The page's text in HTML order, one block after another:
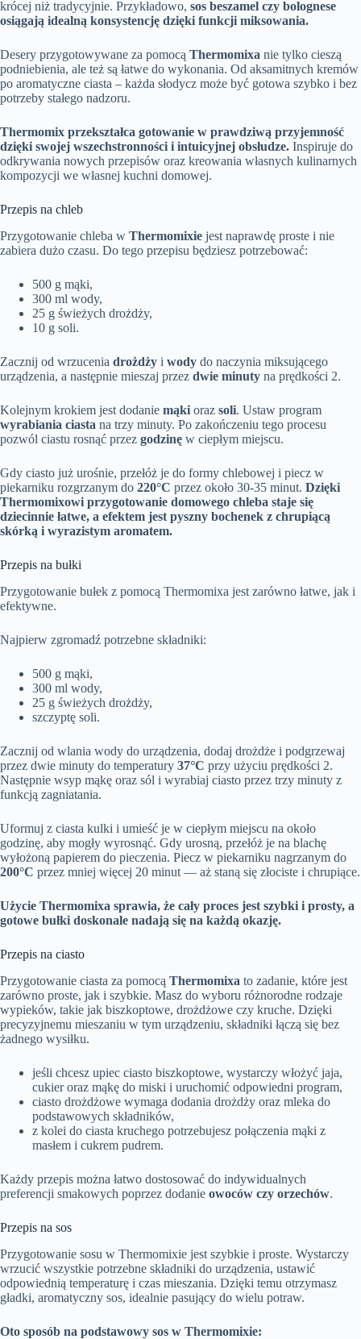
krócej niż tradycyjnie. Przykładowo, sos beszamel czy bolognese
osiągają idealną konsystencję dzięki funkcji miksowania.
Desery przygotowywane za pomocą Thermomixa nie tylko cieszą
podniebienia, ale też są łatwe do wykonania. Od aksamitnych kremów
po aromatyczne ciasta – każda słodycz może być gotowa szybko i bez
potrzeby stałego nadzoru.
Thermomix przekształca gotowanie w prawdziwą przyjemność
dzięki swojej wszechstronności i intuicyjnej obsłudze. Inspiruje do
odkrywania nowych przepisów oraz kreowania własnych kulinarnych
kompozycji we własnej kuchni domowej.
Przepis na chleb
Przygotowanie chleba w Thermomixie jest naprawdę proste i nie
zabiera dużo czasu. Do tego przepisu będziesz potrzebować:
500 g mąki,
300 ml wody,
25 g świeżych drożdży,
10 g soli.
Zacznij od wrzucenia drożdży i wody do naczynia miksującego
urządzenia, a następnie mieszaj przez dwie minuty na prędkości 2.
Kolejnym krokiem jest dodanie mąki oraz soli. Ustaw program
wyrabiania ciasta na trzy minuty. Po zakończeniu tego procesu
pozwól ciastu rosnąć przez godzinę w ciepłym miejscu.
Gdy ciasto już urośnie, przełóż je do formy chlebowej i piecz w
piekarniku rozgrzanym do 220°C przez około 30-35 minut. Dzięki
Thermomixowi przygotowanie domowego chleba staje się
dziecinnie łatwe, a efektem jest pyszny bochenek z chrupiącą
skórką i wyrazistym aromatem.
Przepis na bułki
Przygotowanie bułek z pomocą Thermomixa jest zarówno łatwe, jak i
efektywne.
Najpierw zgromadź potrzebne składniki:
500 g mąki,
300 ml wody,
25 g świeżych drożdży,
szczyptę soli.
Zacznij od wlania wody do urządzenia, dodaj drożdże i podgrzewaj
przez dwie minuty do temperatury 37°C przy użyciu prędkości 2.
Następnie wsyp mąkę oraz sól i wyrabiaj ciasto przez trzy minuty z
funkcją zagniatania.
Uformuj z ciasta kulki i umieść je w ciepłym miejscu na około
godzinę, aby mogły wyrosnąć. Gdy urosną, przełóż je na blachę
wyłożoną papierem do pieczenia. Piecz w piekarniku nagrzanym do
200°C przez mniej więcej 20 minut — aż staną się złociste i chrupiące.
Użycie Thermomixa sprawia, że cały proces jest szybki i prosty, a
gotowe bułki doskonale nadają się na każdą okazję.
Przepis na ciasto
Przygotowanie ciasta za pomocą Thermomixa to zadanie, które jest
zarówno proste, jak i szybkie. Masz do wyboru różnorodne rodzaje
wypieków, takie jak biszkoptowe, drożdżowe czy kruche. Dzięki
precyzyjnemu mieszaniu w tym urządzeniu, składniki łączą się bez
żadnego wysiłku.
jeśli chcesz upiec ciasto biszkoptowe, wystarczy włożyć jaja,
cukier oraz mąkę do miski i uruchomić odpowiedni program,
ciasto drożdżowe wymaga dodania drożdży oraz mleka do
podstawowych składników,
z kolei do ciasta kruchego potrzebujesz połączenia mąki z
masłem i cukrem pudrem.
Każdy przepis można łatwo dostosować do indywidualnych
preferencji smakowych poprzez dodanie owoców czy orzechów.
Przepis na sos
Przygotowanie sosu w Thermomixie jest szybkie i proste. Wystarczy
wrzucić wszystkie potrzebne składniki do urządzenia, ustawić
odpowiednią temperaturę i czas mieszania. Dzięki temu otrzymasz
gładki, aromatyczny sos, idealnie pasujący do wielu potraw.
Oto sposób na podstawowy sos w Thermomixie: